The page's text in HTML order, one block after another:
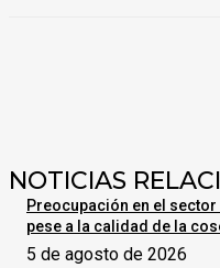
NOTICIAS
Preocupación en el
pese a la calidad de la
5 de agosto de 2026